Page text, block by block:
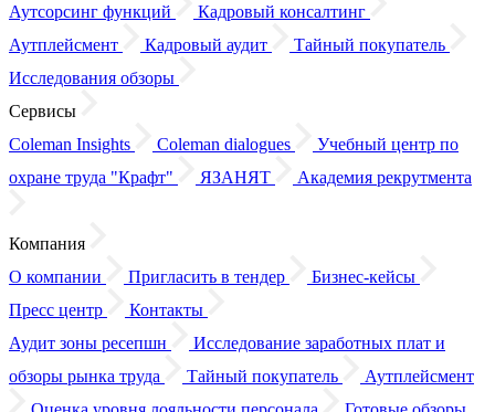
Аутсорсинг функций
Кадровый консалтинг
Аутплейсмент
Кадровый аудит
Тайный покупатель
Исследования обзоры
Сервисы
Coleman Insights
Coleman dialogues
Учебный центр по
охране труда "Крафт"
ЯЗАНЯТ Академия рекрутмента
Компания
О компании
Пригласить в тендер
Бизнес-кейсы
Пресс центр
Контакты
Аудит зоны ресепшн
Исследование заработных плат и
обзоры рынка труда Тайный покупатель
Аутплейсмент